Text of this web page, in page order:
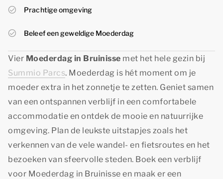
Prachtige omgeving
Beleef een geweldige Moederdag
Vier Moederdag in Bruinisse met het hele gezin bij
Summio Parcs. Moederdag is hét moment om je
moeder extra in het zonnetje te zetten. Geniet samen
van een ontspannen verblijf in een comfortabele
accommodatie en ontdek de mooie en natuurrijke
omgeving. Plan de leukste uitstapjes zoals het
verkennen van de vele wandel- en fietsroutes en het
bezoeken van sfeervolle steden. Boek een verblijf
voor Moederdag in Bruinisse en maak er een